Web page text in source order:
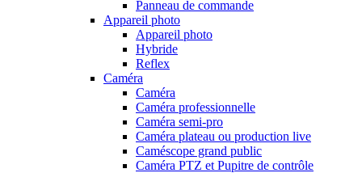
Panneau de commande
Appareil photo
Appareil photo
Hybride
Reflex
Caméra
Caméra
Caméra professionnelle
Caméra semi-pro
Caméra plateau ou production live
Caméscope grand public
Caméra PTZ et Pupitre de contrôle